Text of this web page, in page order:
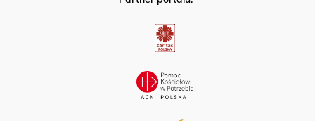
Partner portalu: